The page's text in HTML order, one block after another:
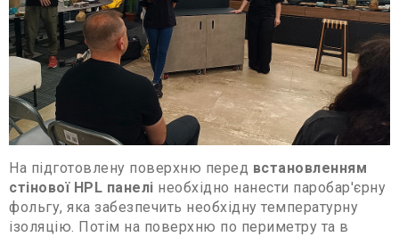
На підготовлену поверхню перед встановленням
стінової HPL панелі необхідно нанести паробар'єрну
фольгу, яка забезпечить необхідну температурну
ізоляцію. Потім на поверхню по периметру та в